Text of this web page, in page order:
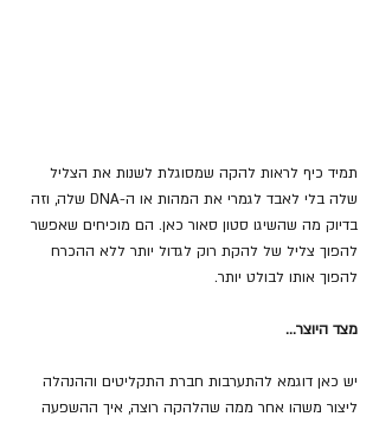
תמיד כיף לראות להקה שמסוגלת לשנות את הצליל
שלה בלי לאבד לגמרי את המהות או ה-DNA שלה, וזה
בדיוק מה שהשיגו סטון סאור כאן. הם מוכיחים שאפשר
להפוך צליל של להקת רוק לגדול יותר ללא ההכרח
להפוך אותו לבולט יותר.
מצד היוצר...
יש כאן דוגמא להתערבות חברת התקליטים וההנהלה
ליצור משהו אחר ממה שהלהקה רוצה, איך ההשפעה